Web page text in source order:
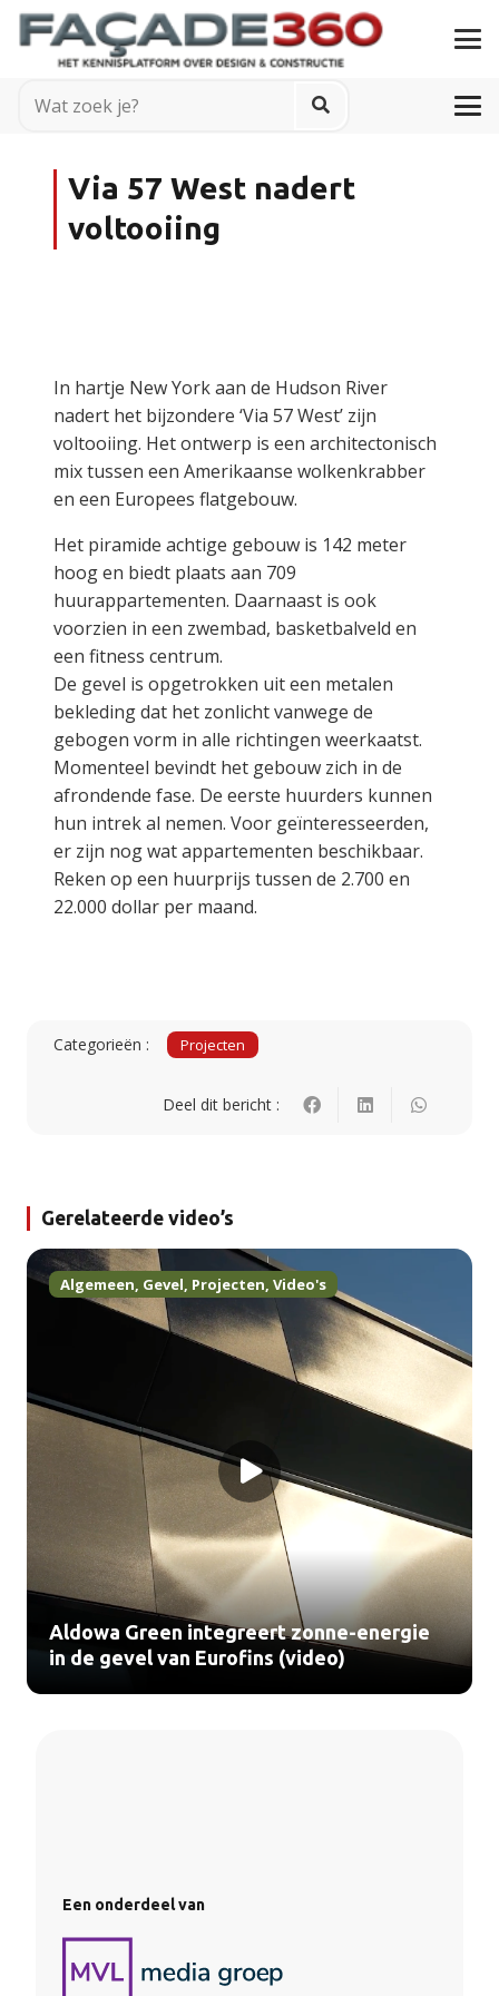
Via 57 West nadert
voltooiing
In hartje New York aan de Hudson River
nadert het bijzondere ‘Via 57 West’ zijn
voltooiing. Het ontwerp is een architectonisch
mix tussen een Amerikaanse wolkenkrabber
en een Europees flatgebouw.
Het piramide achtige gebouw is 142 meter
hoog en biedt plaats aan 709
huurappartementen. Daarnaast is ook
voorzien in een zwembad, basketbalveld en
een fitness centrum.
De gevel is opgetrokken uit een metalen
bekleding dat het zonlicht vanwege de
gebogen vorm in alle richtingen weerkaatst.
Momenteel bevindt het gebouw zich in de
afrondende fase. De eerste huurders kunnen
hun intrek al nemen. Voor geïnteresseerden,
er zijn nog wat appartementen beschikbaar.
Reken op een huurprijs tussen de 2.700 en
22.000 dollar per maand.
Categorieën : Projecten
Deel dit bericht :
Gerelateerde video’s
Algemeen, Gevel, Projecten, Video's
Aldowa Green integreert zonne-energie
in de gevel van Eurofins (video)
Een onderdeel van